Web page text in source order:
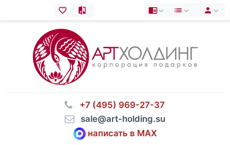
⠀+7 (495) 969-27-37
⠀sale@art-holding.su
написать в MAX